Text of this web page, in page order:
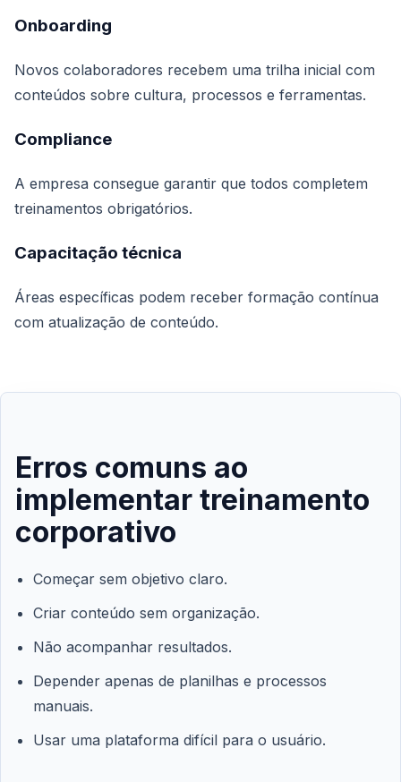
Onboarding
Novos colaboradores recebem uma trilha inicial com
conteúdos sobre cultura, processos e ferramentas.
Compliance
A empresa consegue garantir que todos completem
treinamentos obrigatórios.
Capacitação técnica
Áreas específicas podem receber formação contínua
com atualização de conteúdo.
Erros comuns ao
implementar treinamento
corporativo
Começar sem objetivo claro.
Criar conteúdo sem organização.
Não acompanhar resultados.
Depender apenas de planilhas e processos
manuais.
Usar uma plataforma difícil para o usuário.